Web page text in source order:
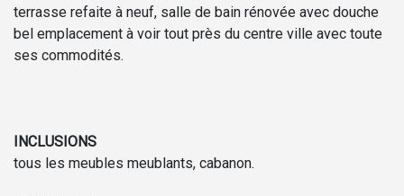
terrasse refaite à neuf, salle de bain rénovée avec douche
bel emplacement à voir tout près du centre ville avec toute
ses commodités.
INCLUSIONS
tous les meubles meublants, cabanon.